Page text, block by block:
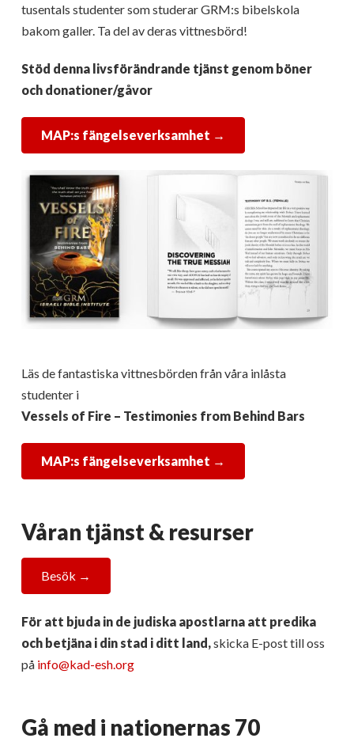
tusentals studenter som studerar GRM:s bibelskola
bakom galler. Ta del av deras vittnesbörd!
Stöd denna livsförändrande tjänst genom böner
och donationer/gåvor
MAP:s fängelseverksamhet →
Läs de fantastiska vittnesbörden från våra inlåsta
studenter i
Vessels of Fire – Testimonies from Behind Bars
MAP:s fängelseverksamhet →
Våran tjänst & resurser
Besök →
För att bjuda in de judiska apostlarna att predika
och betjäna i din stad i ditt land,skicka E-post till oss
på info@kad-esh.org
Gå med i nationernas 70